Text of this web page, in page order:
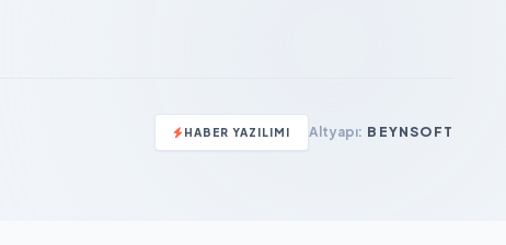
HABER YAZILIMI Altyapı: BEYNSOFT